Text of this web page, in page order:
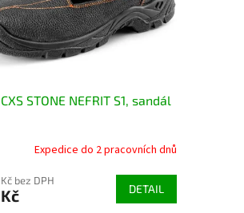
STONE NEFRIT S1, sandál
Expedice do 2 pracovních dnů
bez DPH
DETAIL